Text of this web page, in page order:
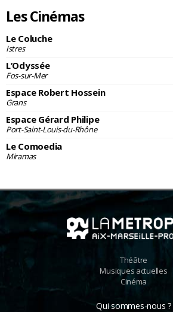
Les Cinémas
Le Coluche
Istres
L’Odyssée
Fos-sur-Mer
Espace Robert Hossein
Grans
Espace Gérard Philipe
Port-Saint-Louis-du-Rhône
Le Comoedia
Miramas
Théâtre
Musiques actuelles
Cinéma
Qui sommes-nous ?